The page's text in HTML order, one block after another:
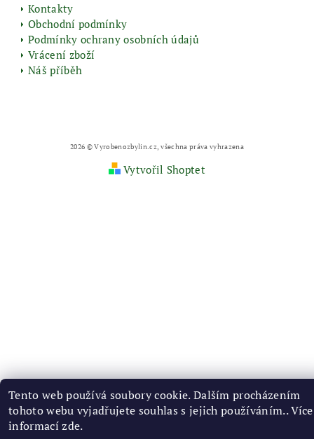
Kontakty
Obchodní podmínky
Podmínky ochrany osobních údajů
Vrácení zboží
Náš příběh
2026 © Vyrobenozbylin.cz, všechna práva vyhrazena
Vytvořil Shoptet
Tento web používá soubory cookie. Dalším procházením
tohoto webu vyjadřujete souhlas s jejich používáním.. Více
informacízde.